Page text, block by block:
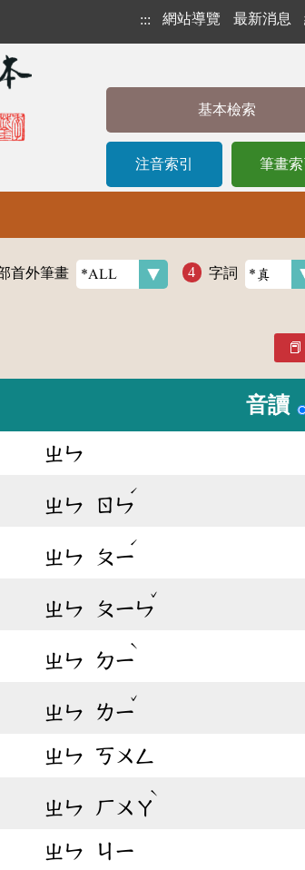
::: 網站導覽 最新消息
基本檢索
注音索引 筆畫索
首外筆畫 字詞
音讀
ㄓㄣ
ㄓㄣ ㄖㄣ
ˊ
ㄓㄣ ㄆㄧ
ˊ
ㄓㄣ ㄆㄧㄣ
ˇ
ㄓㄣ ㄉㄧ
ˋ
ㄓㄣ ㄌㄧ
ˇ
ㄓㄣ ㄎㄨㄥ
ㄓㄣ ㄏㄨㄚ
ˋ
ㄓㄣ ㄐㄧ